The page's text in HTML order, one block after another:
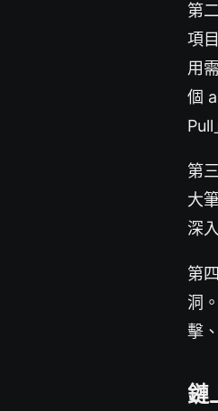
第
項
用
個
第
大
深
第
洞
擊
鏈